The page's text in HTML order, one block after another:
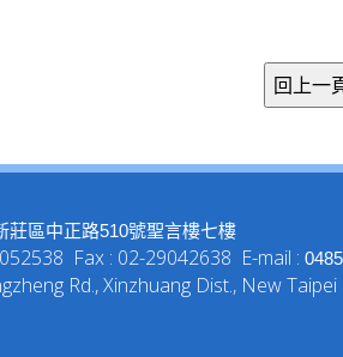
莊區中正路510號聖言樓七樓
Fax : 02-29042638 E-mail :
Rd., Xinzhuang Dist., New Taipei